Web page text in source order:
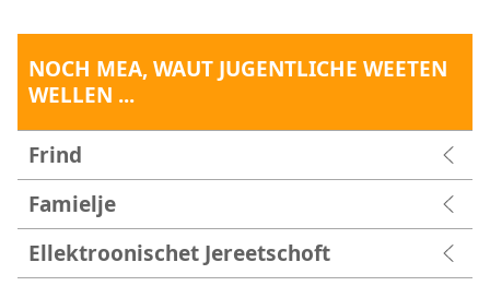
NOCH MEA, WAUT JUGENTLICHE WEETEN
WELLEN ...
Frind
Famielje
Ellektroonischet Jereetschoft